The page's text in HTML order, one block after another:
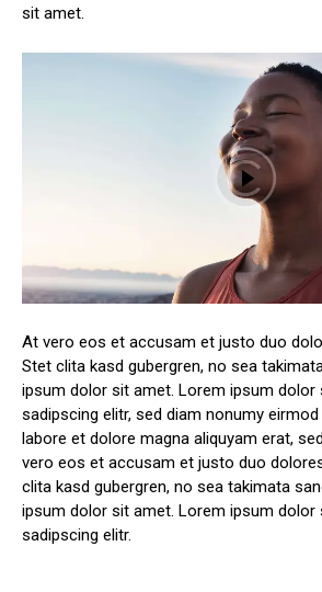
sit amet.
At vero eos et accusam et justo duo
Stet clita kasd gubergren, no sea
ipsum dolor sit amet. Lorem ipsum
sadipscing elitr, sed diam nonumy
labore et dolore magna aliquyam erat,
vero eos et accusam et justo duo
clita kasd gubergren, no sea takimata
ipsum dolor sit amet. Lorem ipsum
sadipscing elitr.